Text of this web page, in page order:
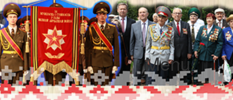
Menu
SKIP TO CONTENT